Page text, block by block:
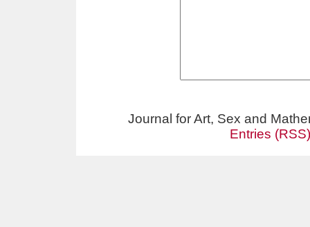
Journal for Art, Sex and
Entries (RSS)